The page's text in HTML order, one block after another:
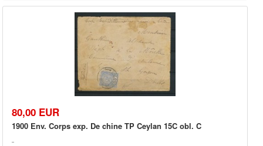
80,00 EUR
1900 Env. Corps exp. De chine TP Ceylan 15C obl. C